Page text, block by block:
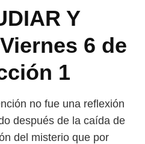
Y
6 de
1
no fue una reflexión
después de la caída de
del misterio que por